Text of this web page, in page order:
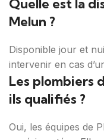
Quelle est la
Melun ?
Disponible jour et
intervenir en cas
Les plombiers
ils qualifiés ?
Oui, les équipes de